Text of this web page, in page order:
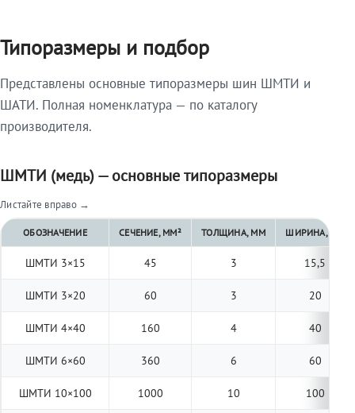
Типоразмеры и подбор
Представлены основные типоразмеры шин ШМТИ и
ШАТИ. Полная номенклатура — по каталогу
производителя.
ШМТИ (медь) — основные типоразмеры
Листайте вправо →
ОБОЗНАЧЕНИЕ СЕЧЕНИЕ, ММ² ТОЛЩИНА, ММ ШИРИНА, ММ
ШМТИ 3×15 45 3 15,5
ШМТИ 3×20 60 3 20
ШМТИ 4×40 160 4 40
ШМТИ 6×60 360 6 60
ШМТИ 10×100 1000 10 100